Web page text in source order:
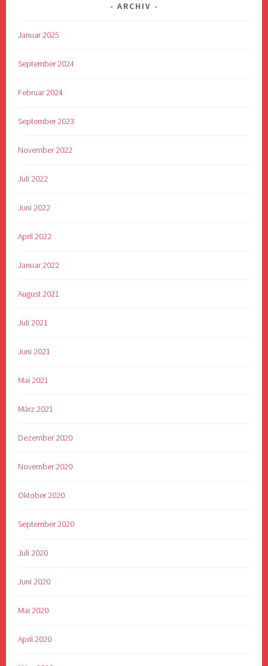
ARCHIV
Januar 2025
September 2024
Februar 2024
September 2023
November 2022
Juli 2022
Juni 2022
April 2022
Januar 2022
August 2021
Juli 2021
Juni 2021
Mai 2021
März 2021
Dezember 2020
November 2020
Oktober 2020
September 2020
Juli 2020
Juni 2020
Mai 2020
April 2020